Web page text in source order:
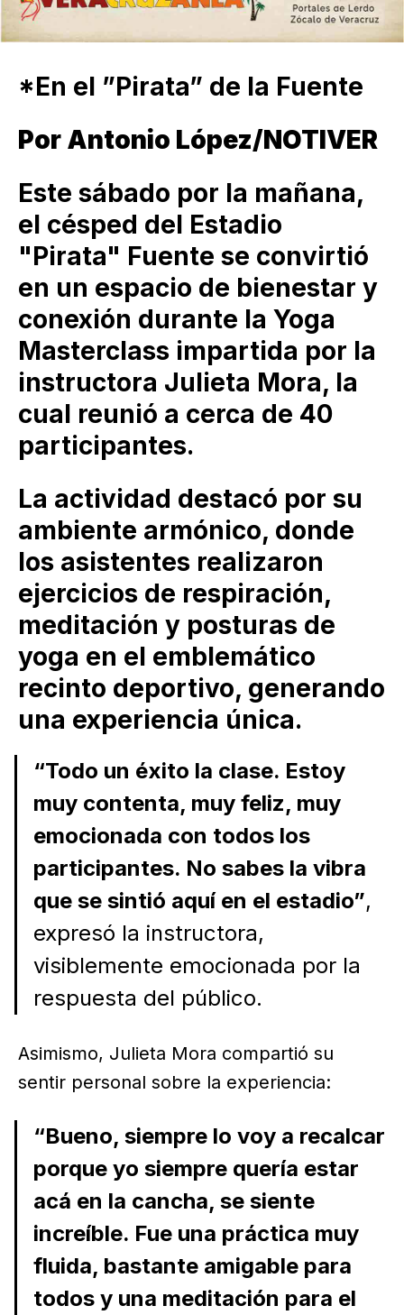
*En el ”Pirata” de la Fuente
Por Antonio López/NOTIVER
Este sábado por la mañana,
el césped del Estadio
"Pirata" Fuente se convirtió
en un espacio de bienestar y
conexión durante la Yoga
Masterclass impartida por la
instructora Julieta Mora, la
cual reunió a cerca de 40
participantes.
La actividad destacó por su
ambiente armónico, donde
los asistentes realizaron
ejercicios de respiración,
meditación y posturas de
yoga en el emblemático
recinto deportivo, generando
una experiencia única.
“Todo un éxito la clase. Estoy
muy contenta, muy feliz, muy
emocionada con todos los
participantes. No sabes la vibra
que se sintió aquí en el estadio”,
expresó la instructora,
visiblemente emocionada por la
respuesta del público.
Asimismo, Julieta Mora compartió su
sentir personal sobre la experiencia:
“Bueno, siempre lo voy a recalcar
porque yo siempre quería estar
acá en la cancha, se siente
increíble. Fue una práctica muy
fluida, bastante amigable para
todos y una meditación para el